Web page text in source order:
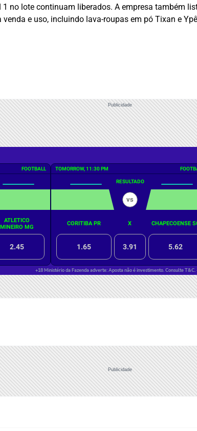
no lote continuam liberados. A empresa também
e uso, incluindo lava-roupas em pó Tixan e
Publicidade
Publicidade